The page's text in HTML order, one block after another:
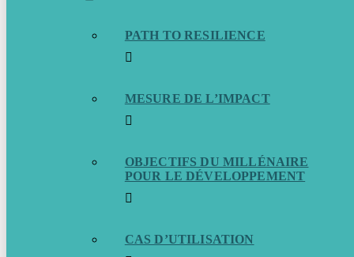
PATH TO RESILIENCE
MESURE DE L’IMPACT
OBJECTIFS DU MILLÉNAIRE
POUR LE DÉVELOPPEMENT
CAS D’UTILISATION